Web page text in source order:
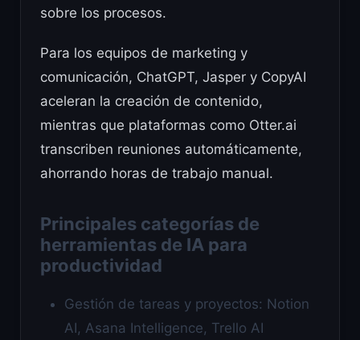
sobre los procesos.
Para los equipos de marketing y
comunicación, ChatGPT, Jasper y CopyAI
aceleran la creación de contenido,
mientras que plataformas como Otter.ai
transcriben reuniones automáticamente,
ahorrando horas de trabajo manual.
Principales categorías de
herramientas de IA para
productividad
Gestión de tareas y proyectos: Notion
AI, Asana Intelligence, Trello AI